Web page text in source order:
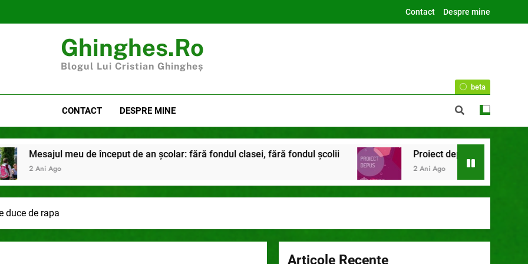
Contact Despre mine
Ghinghes.ro
Blogul Lui Cristian Ghingheș
CONTACT DESPRE MINE
beta
meu de început de an școlar: fără fondul clasei, fără fondul școlii Proiect depus pentru tinerii și
2 Ani Ago
duce de rapa
Articole Recente